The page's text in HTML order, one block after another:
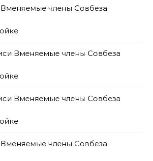
Вменяемые члены Совбеза
Вменяемые члены Совбеза
Вменяемые члены Совбеза
Вменяемые члены Совбеза